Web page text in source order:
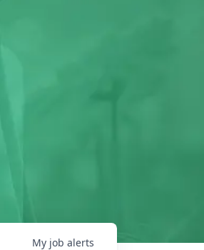
My job alerts